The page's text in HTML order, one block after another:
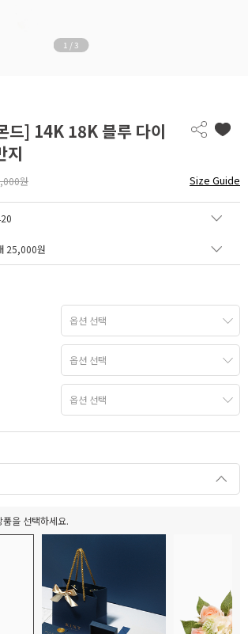
1 / 3
드] 14K 18K 블루 다이
지
원 Size Guide
25,000원
을 선택하세요.